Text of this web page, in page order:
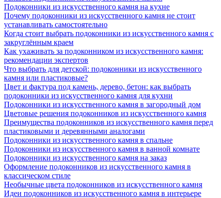
Подоконники из искусственного камня на кухне
Почему подоконники из искусственного камня не стоит
устанавливать самостоятельно
Когда стоит выбрать подоконники из искусственного камня с
закруглённым краем
Как ухаживать за подоконником из искусственного камня:
рекомендации экспертов
Что выбрать для детской: подоконники из искусственного
камня или пластиковые?
Цвет и фактура под камень, дерево, бетон: как выбрать
подоконники из искусственного камня для кухни
Подоконники из искусственного камня в загородный дом
Цветовые решения подоконников из искусственного камня
Преимущества подоконников из искусственного камня перед
пластиковыми и деревянными аналогами
Подоконники из искусственного камня в спальне
Подоконники из искусственного камня в ванной комнате
Подоконники из искусственного камня на заказ
Оформление подоконников из искусственного камня в
классическом стиле
Необычные цвета подоконников из искусственного камня
Идеи подоконников из искусственного камня в интерьере